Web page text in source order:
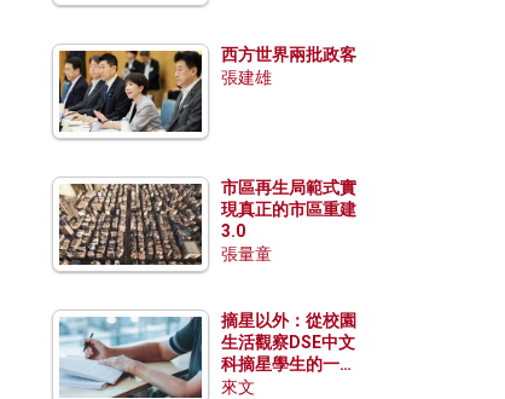
西方世界兩批政客
張建雄
市區再生局範式實
現真正的市區重建
3.0
張量童
摘星以外：從校園
生活觀察DSE中文
科摘星學生的一點
特質
來文